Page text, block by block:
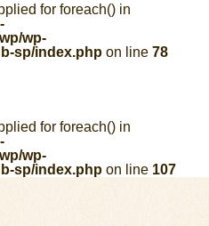
for foreach() in
wp-
sp/index.php on line 78
for foreach() in
wp-
sp/index.php on line 107